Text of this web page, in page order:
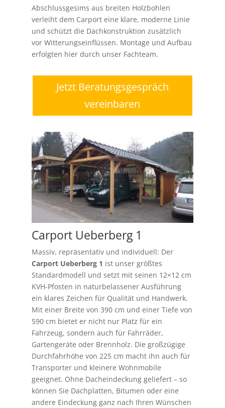
Abschlussgesims aus breiten Holzbohlen
verleiht dem Carport eine klare, moderne Linie
und schützt die Dachkonstruktion zusätzlich
vor Witterungseinflüssen. Montage und Aufbau
erfolgten hier durch unser Fachteam.
Jetzt Beratungsgespräch
vereinbaren
Carport Ueberberg 1
Massiv, repräsentativ und individuell: Der
Carport Ueberberg 1 ist unser größtes
Standardmodell und setzt mit seinen 12×12 cm
KVH-Pfosten in naturbelassener Ausführung
ein klares Zeichen für Qualität und Handwerk.
Mit einer Breite von 390 cm und einer Tiefe von
590 cm bietet er nicht nur Platz für ein
Fahrzeug, sondern auch für Fahrräder,
Gartengeräte oder Brennholz. Die großzügige
Durchfahrhöhe von 225 cm macht ihn auch für
Transporter und kleinere Wohnmobile
geeignet. Ohne Dacheindeckung geliefert – so
können Sie Dachplatten, Bitumen oder eine
andere Eindeckung ganz nach Ihren Wünschen